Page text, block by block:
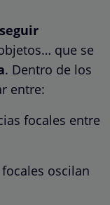
que se
. Dentro de los
entre:
focales entre
oscilan